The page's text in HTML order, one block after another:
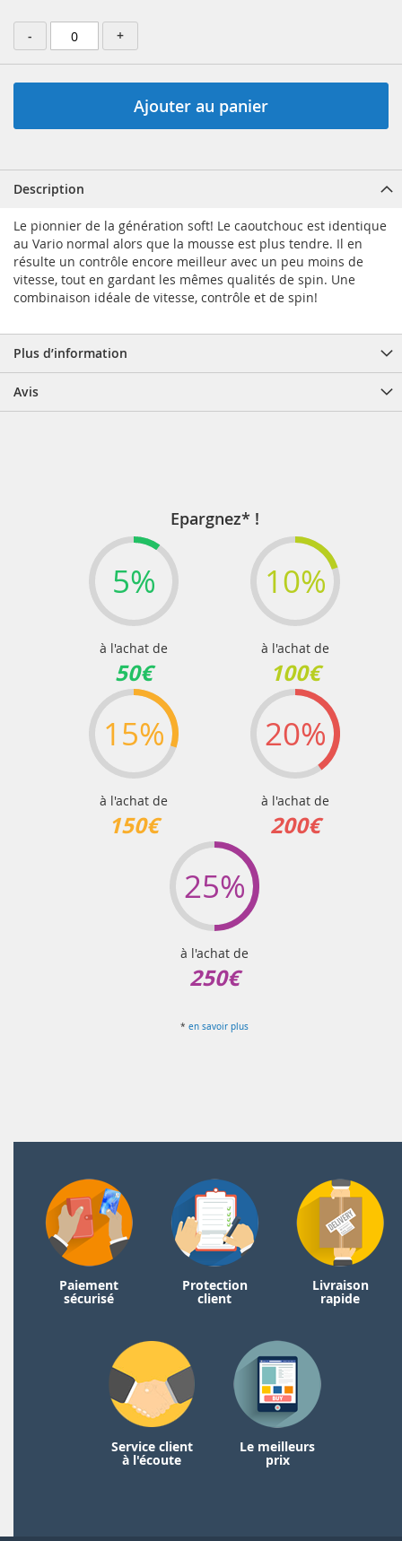
- +
Ajouter au panier
Description
Le pionnier de la génération soft! Le caoutchouc est identique
au Vario normal alors que la mousse est plus tendre. Il en
résulte un contrôle encore meilleur avec un peu moins de
vitesse, tout en gardant les mêmes qualités de spin. Une
combinaison idéale de vitesse, contrôle et de spin!
Plus d’information
Avis
Epargnez* !
5%
à l'achat de
50€
10%
à l'achat de
100€
15%
à l'achat de
150€
20%
à l'achat de
200€
25%
à l'achat de
250€
* en savoir plus
Paiement
sécurisé
Protection
client
Livraison
rapide
Service client
à l'écoute
Le meilleurs
prix